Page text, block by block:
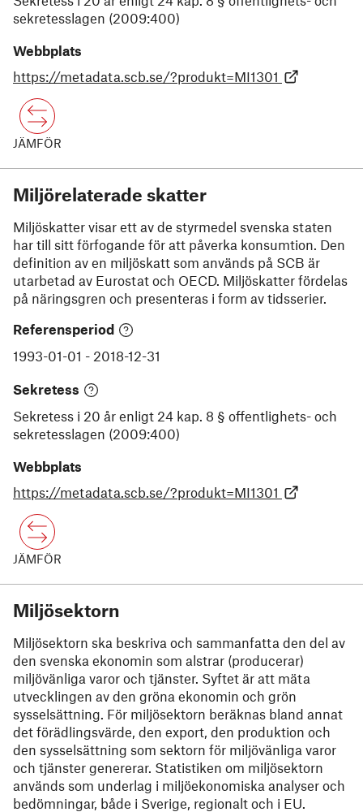
sekretesslagen (2009:400)
Webbplats
https://metadata.scb.se/?produkt=MI1301
JÄMFÖR
Miljörelaterade skatter
Miljöskatter visar ett av de styrmedel svenska staten
har till sitt förfogande för att påverka konsumtion. Den
definition av en miljöskatt som används på SCB är
utarbetad av Eurostat och OECD. Miljöskatter fördelas
på näringsgren och presenteras i form av tidsserier.
Referensperiod
1993-01-01 - 2018-12-31
Sekretess
Sekretess i 20 år enligt 24 kap. 8 § offentlighets- och
sekretesslagen (2009:400)
Webbplats
https://metadata.scb.se/?produkt=MI1301
JÄMFÖR
Miljösektorn
Miljösektorn ska beskriva och sammanfatta den del av
den svenska ekonomin som alstrar (producerar)
miljövänliga varor och tjänster. Syftet är att mäta
utvecklingen av den gröna ekonomin och grön
sysselsättning. För miljösektorn beräknas bland annat
det förädlingsvärde, den export, den produktion och
den sysselsättning som sektorn för miljövänliga varor
och tjänster genererar. Statistiken om miljösektorn
används som underlag i miljöekonomiska analyser och
bedömningar, både i Sverige, regionalt och i EU.